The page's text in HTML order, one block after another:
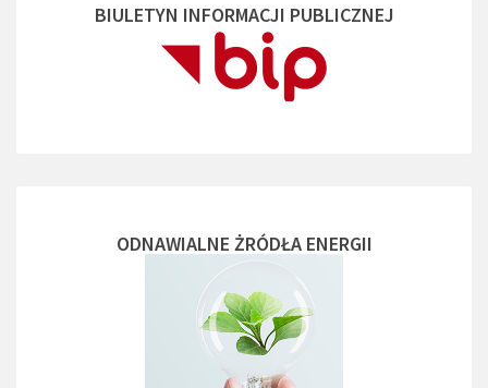
BIULETYN INFORMACJI PUBLICZNEJ
ODNAWIALNE ŻRÓDŁA ENERGII